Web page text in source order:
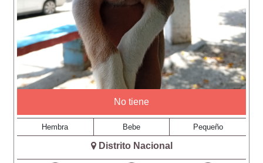
No tiene
Hembra Bebe Pequeño
Distrito Nacional